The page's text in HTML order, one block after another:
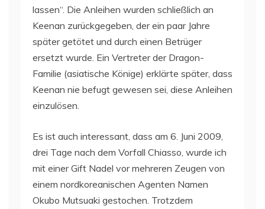
lassen“. Die Anleihen wurden schließlich an
Keenan zurückgegeben, der ein paar Jahre
später getötet und durch einen Betrüger
ersetzt wurde. Ein Vertreter der Dragon-
Familie (asiatische Könige) erklärte später, dass
Keenan nie befugt gewesen sei, diese Anleihen
einzulösen.
Es ist auch interessant, dass am 6. Juni 2009,
drei Tage nach dem Vorfall Chiasso, wurde ich
mit einer Gift Nadel vor mehreren Zeugen von
einem nordkoreanischen Agenten Namen
Okubo Mutsuaki gestochen. Trotzdem